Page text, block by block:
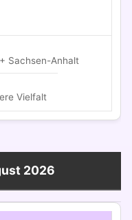
Sachsen-Anhalt
Vielfalt
2026